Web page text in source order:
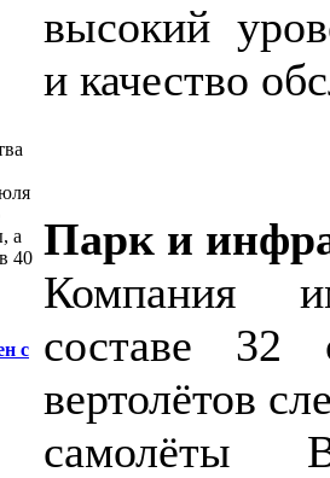
а
40
с
высокий
и качество
Парк и
Компания
составе 32
вертолётов
самолёты